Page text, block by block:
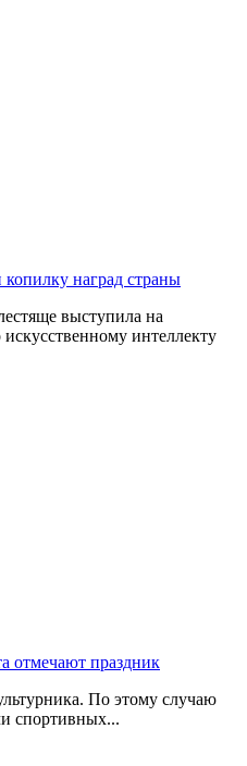
наград страны
выступила на
интеллекту
отмечают праздник
По этому случаю
спортивных...